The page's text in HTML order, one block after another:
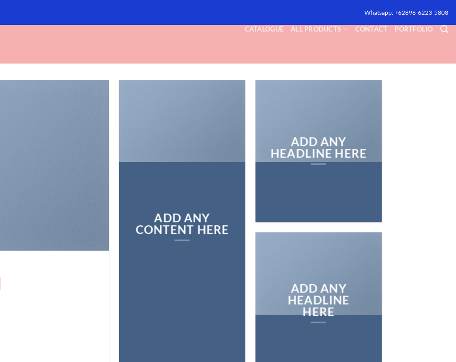
Whatsapp: +62896-6223-5808
CATALOGUE ALL PRODUCTS CONTACT PORTFOLIO
ADD ANY
CONTENT HERE
ADD ANY
HEADLINE HERE
ADD ANY
HEADLINE
HERE